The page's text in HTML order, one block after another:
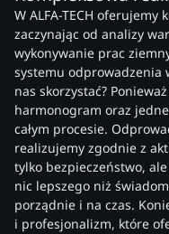
W ALFA-TECH oferujemy
zaczynając od analizy
wykonywanie prac
systemu odprowadzenia
nas skorzystać?
harmonogram oraz
całym procesie.
realizujemy zgodnie z
tylko bezpieczeństwo,
nic lepszego niż
porządnie i na czas.
i profesjonalizm, które